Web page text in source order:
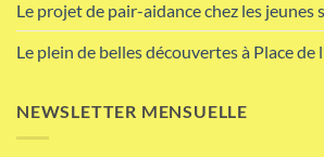
Le projet de pair-aidance chez les jeunes
Le plein de belles découvertes à Place de
NEWSLETTER MENSUELLE